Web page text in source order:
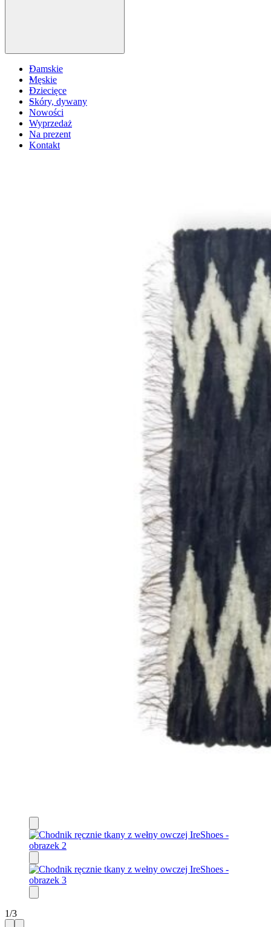
Damskie
Męskie
Dziecięce
Skóry, dywany
Nowości
Wyprzedaż
Na prezent
Kontakt
1/3